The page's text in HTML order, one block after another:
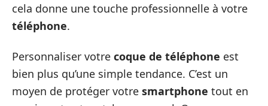
cela donne une touche professionnelle à votre
téléphone.
Personnaliser votre coque de téléphone est
bien plus qu’une simple tendance. C’est un
moyen de protéger votre smartphone tout en